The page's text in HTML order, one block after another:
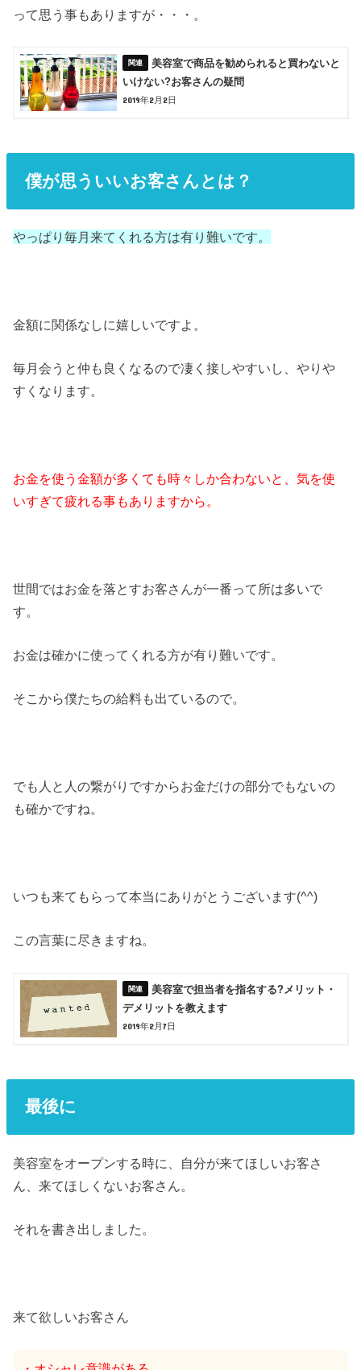
って思う事もありますが・・・。
美容室で商品を勧められると買わないと
いけない?お客さんの疑問
2019年2月2日
僕が思ういいお客さんとは？
やっぱり毎月来てくれる方は有り難いです。
金額に関係なしに嬉しいですよ。
毎月会うと仲も良くなるので凄く接しやすいし、やりや
すくなります。
お金を使う金額が多くても時々しか合わないと、気を使
いすぎて疲れる事もありますから。
世間ではお金を落とすお客さんが一番って所は多いで
す。
お金は確かに使ってくれる方が有り難いです。
そこから僕たちの給料も出ているので。
でも人と人の繋がりですからお金だけの部分でもないの
も確かですね。
いつも来てもらって本当にありがとうございます(^^)
この言葉に尽きますね。
美容室で担当者を指名する?メリット・
デメリットを教えます
2019年2月7日
最後に
美容室をオープンする時に、自分が来てほしいお客さ
ん、来てほしくないお客さん。
それを書き出しました。
来て欲しいお客さん